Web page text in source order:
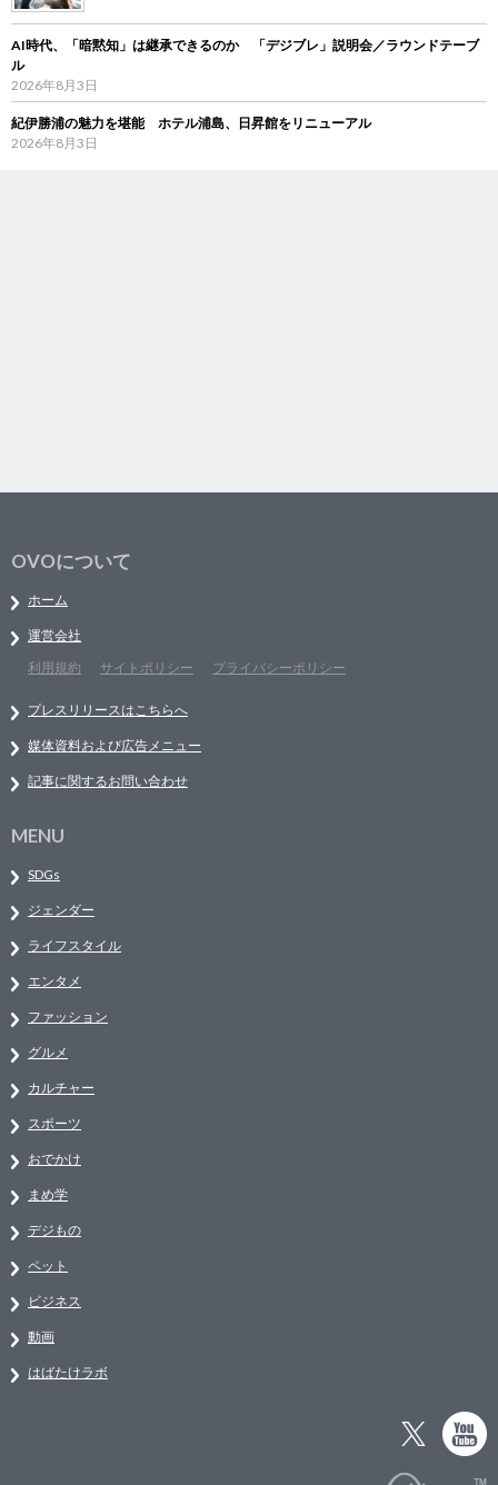
AI時代、「暗黙知」は継承できるのか 「デジブレ」説明会／ラウンドテーブ
ル
2026年8月3日
紀伊勝浦の魅力を堪能 ホテル浦島、日昇館をリニューアル
2026年8月3日
OVOについて
ホーム
運営会社
利用規約
サイトポリシー プライバシーポリシー
プレスリリースはこちらへ
媒体資料および広告メニュー
記事に関するお問い合わせ
MENU
SDGs
ジェンダー
ライフスタイル
エンタメ
ファッション
グルメ
カルチャー
スポーツ
おでかけ
まめ学
デジもの
ペット
ビジネス
動画
はばたけラボ